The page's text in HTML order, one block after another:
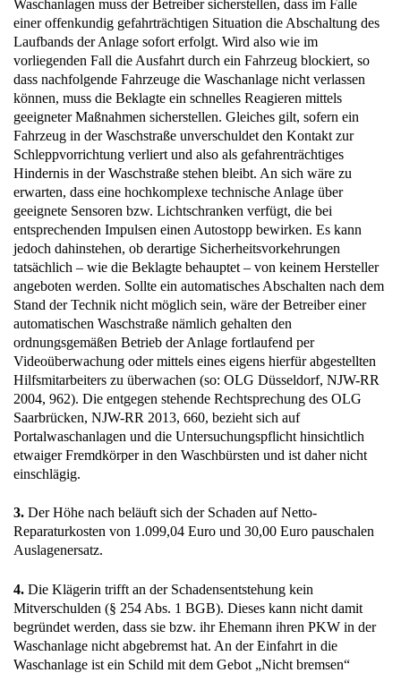
Waschanlagen muss der Betreiber sicherstellen, dass im Falle
einer offenkundig gefahrträchtigen Situation die Abschaltung des
Laufbands der Anlage sofort erfolgt. Wird also wie im
vorliegenden Fall die Ausfahrt durch ein Fahrzeug blockiert, so
dass nachfolgende Fahrzeuge die Waschanlage nicht verlassen
können, muss die Beklagte ein schnelles Reagieren mittels
geeigneter Maßnahmen sicherstellen. Gleiches gilt, sofern ein
Fahrzeug in der Waschstraße unverschuldet den Kontakt zur
Schleppvorrichtung verliert und also als gefahrenträchtiges
Hindernis in der Waschstraße stehen bleibt. An sich wäre zu
erwarten, dass eine hochkomplexe technische Anlage über
geeignete Sensoren bzw. Lichtschranken verfügt, die bei
entsprechenden Impulsen einen Autostopp bewirken. Es kann
jedoch dahinstehen, ob derartige Sicherheitsvorkehrungen
tatsächlich – wie die Beklagte behauptet – von keinem Hersteller
angeboten werden. Sollte ein automatisches Abschalten nach dem
Stand der Technik nicht möglich sein, wäre der Betreiber einer
automatischen Waschstraße nämlich gehalten den
ordnungsgemäßen Betrieb der Anlage fortlaufend per
Videoüberwachung oder mittels eines eigens hierfür abgestellten
Hilfsmitarbeiters zu überwachen (so: OLG Düsseldorf, NJW-RR
2004, 962). Die entgegen stehende Rechtsprechung des OLG
Saarbrücken, NJW-RR 2013, 660, bezieht sich auf
Portalwaschanlagen und die Untersuchungspflicht hinsichtlich
etwaiger Fremdkörper in den Waschbürsten und ist daher nicht
einschlägig.
3. Der Höhe nach beläuft sich der Schaden auf Netto-
Reparaturkosten von 1.099,04 Euro und 30,00 Euro pauschalen
Auslagenersatz.
4. Die Klägerin trifft an der Schadensentstehung kein
Mitverschulden (§ 254 Abs. 1 BGB). Dieses kann nicht damit
begründet werden, dass sie bzw. ihr Ehemann ihren PKW in der
Waschanlage nicht abgebremst hat. An der Einfahrt in die
Waschanlage ist ein Schild mit dem Gebot „Nicht bremsen“